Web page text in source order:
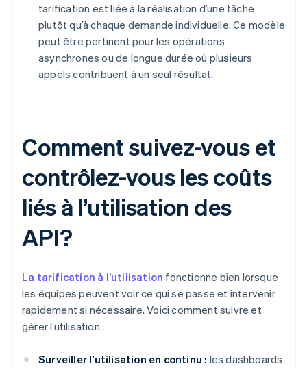
tarification est liée à la réalisation d’une tâche
plutôt qu’à chaque demande individuelle. Ce modèle
peut être pertinent pour les opérations
asynchrones ou de longue durée où plusieurs
appels contribuent à un seul résultat.
Comment suivez-vous et
contrôlez-vous les coûts
liés à l’utilisation des
API?
La tarification à l’utilisation fonctionne bien lorsque
les équipes peuvent voir ce qui se passe et intervenir
rapidement si nécessaire. Voici comment suivre et
gérer l’utilisation :
Surveiller l’utilisation en continu : les dashboards